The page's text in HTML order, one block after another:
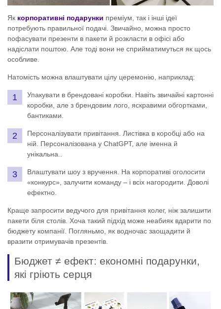
Як корпоративні подарунки преміум, так і інші ідеї
потребують правильної подачі. Звичайно, можна просто
пофасувати презенти в пакети й розкласти в офісі або
надіслати поштою. Але тоді вони не сприйматимуться як щось
особливе.
Натомість можна влаштувати цілу церемонію, наприклад:
Упакувати в брендовані коробки. Навіть звичайні картонні
коробки, але з брендовим лого, яскравими обгортками,
бантиками.
Персоналізувати привітання. Листівка в коробці або на
ній. Персоналізована у ChatGPT, але іменна й
унікальна..
Влаштувати шоу з вручення. На корпоративі оголосити
«конкурс», залучити команду – і всіх нагородити. Доволі
ефектно.
Краще запросити ведучого для привітання колег, ніж залишити
пакети біля столів. Хоча такий підхід може неабияк вдарити по
бюджету компанії. Погляньмо, як водночас заощадити й
вразити отримувачів презентів.
Бюджет ≠ ефект: економні подарунки,
які гріють серця